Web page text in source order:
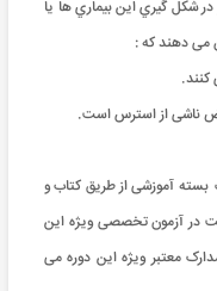
شکل گیري این بیماري ها یا
می دهند که :
100 ساعت به صورت بسته آموزشی از طریق کتاب و
در آزمون تخصصی ویژه این
معتبر ویژه این دوره می